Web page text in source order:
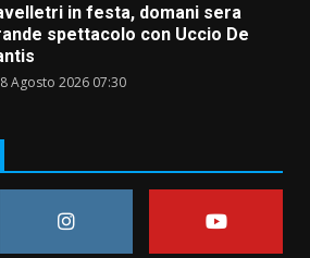
in festa, domani sera
spettacolo con Uccio De
Agosto 2026 07:30
Giovanili e Mobilità
premiati gli studenti
8 Agosto 2026 07:15